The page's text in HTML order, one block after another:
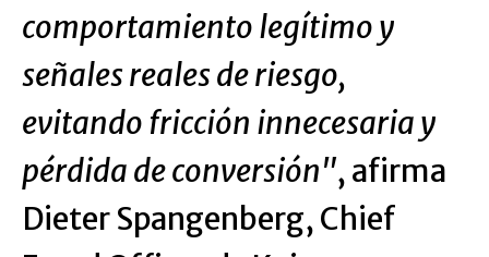
comportamiento legítimo y
señales reales de riesgo,
evitando fricción innecesaria y
pérdida de conversión", afirma
Dieter Spangenberg, Chief